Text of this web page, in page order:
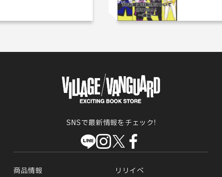
SNSで最新情報をチェック!
商品情報
リリイベ